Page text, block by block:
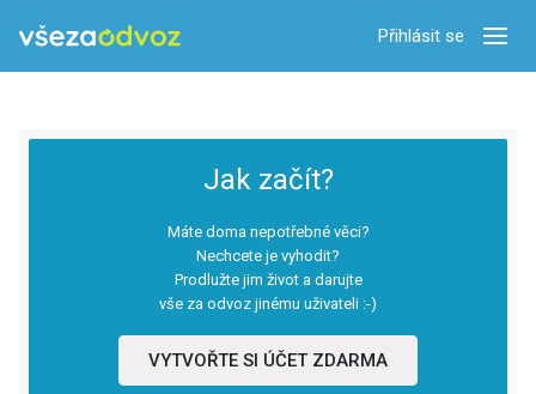
Přihlásit se
Jak začít?
Máte doma nepotřebné věci?
Nechcete je vyhodit?
Prodlužte jim život a darujte
vše za odvoz jinému uživateli :-)
VYTVOŘTE SI ÚČET ZDARMA